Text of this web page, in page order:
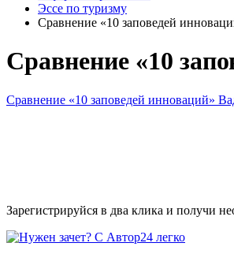
Эссе по туризму
Сравнение «10 заповедей
Сравнение «10
Сравнение «10 заповедей инноваций»
Зарегистрируйся в два клика и получи